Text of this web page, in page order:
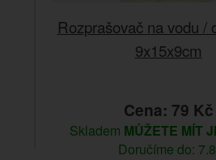
Rozprašovač na vodu /
9x15x9cm
Cena: 79 Kč
Skladem MŮŽETE MÍT
Doručíme do: